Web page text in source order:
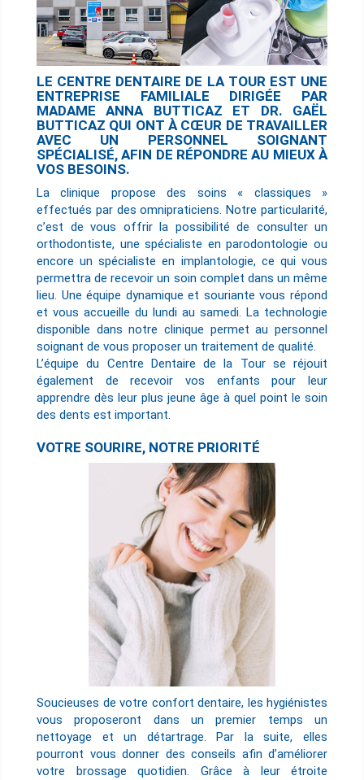
LE CENTRE DENTAIRE DE LA TOUR EST UNE
ENTREPRISE FAMILIALE DIRIGÉE PAR
MADAME ANNA BUTTICAZ ET DR. GAËL
BUTTICAZ QUI ONT À CŒUR DE TRAVAILLER
AVEC UN PERSONNEL SOIGNANT
SPÉCIALISÉ, AFIN DE RÉPONDRE AU MIEUX À
VOS BESOINS.
La clinique propose des soins « classiques »
effectués par des omnipraticiens. Notre particularité,
c’est de vous offrir la possibilité de consulter un
orthodontiste, une spécialiste en parodontologie ou
encore un spécialiste en implantologie, ce qui vous
permettra de recevoir un soin complet dans un même
lieu. Une équipe dynamique et souriante vous répond
et vous accueille du lundi au samedi. La technologie
disponible dans notre clinique permet au personnel
soignant de vous proposer un traitement de qualité.
L’équipe du Centre Dentaire de la Tour se réjouit
également de recevoir vos enfants pour leur
apprendre dès leur plus jeune âge à quel point le soin
des dents est important.
VOTRE SOURIRE, NOTRE PRIORITÉ
Soucieuses de votre confort dentaire, les hygiénistes
vous proposeront dans un premier temps un
nettoyage et un détartrage. Par la suite, elles
pourront vous donner des conseils afin d’améliorer
votre brossage quotidien. Grâce à leur étroite